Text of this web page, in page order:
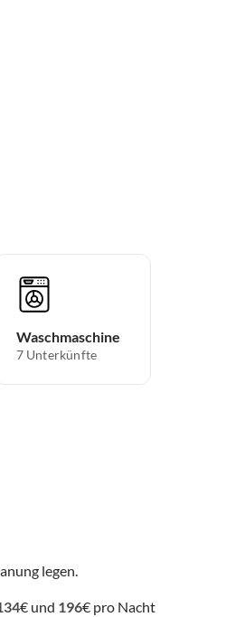
Waschmaschine
7 Unterkünfte
legen.
€ und 196€ pro Nacht